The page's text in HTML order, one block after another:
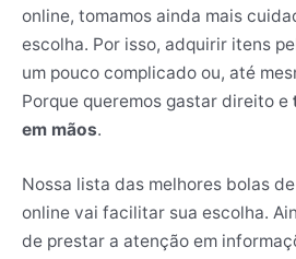
online, tomamos ainda mais
escolha. Por isso, adquirir itens
um pouco complicado ou, até
Porque queremos gastar direito e
em mãos.
Nossa lista das melhores bolas
online vai facilitar sua escolha.
de prestar a atenção em